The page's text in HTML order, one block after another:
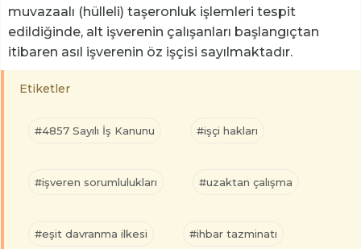
muvazaalı (hülleli) taşeronluk işlemleri tespit
edildiğinde, alt işverenin çalışanları başlangıçtan
itibaren asıl işverenin öz işçisi sayılmaktadır.
Etiketler
#4857 Sayılı İş Kanunu #işçi hakları
#işveren sorumlulukları #uzaktan çalışma
#eşit davranma ilkesi #ihbar tazminatı